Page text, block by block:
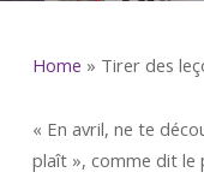
Home » Tirer des
« En avril, ne te
plaît », comme dit le